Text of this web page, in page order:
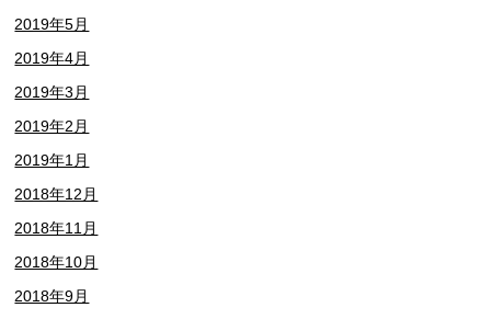
2019年5月
2019年4月
2019年3月
2019年2月
2019年1月
2018年12月
2018年11月
2018年10月
2018年9月